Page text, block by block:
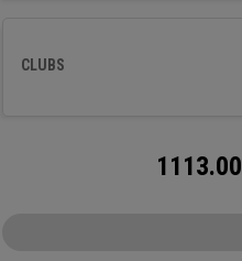
CLUBS
1113.00